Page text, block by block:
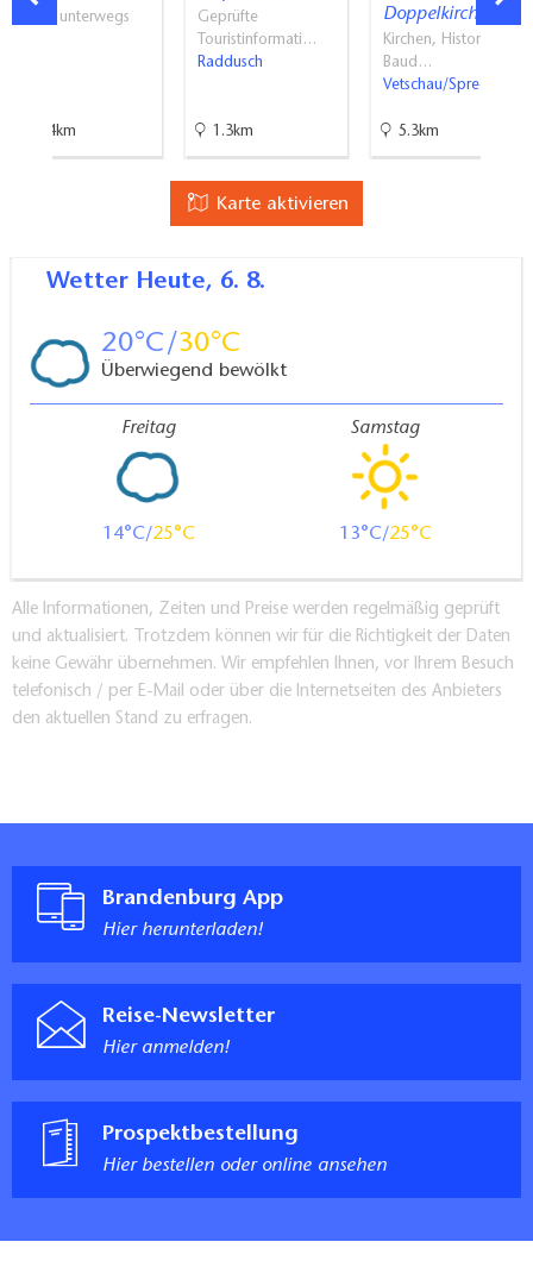
Bequeme Anreise mit den öffentlichen Verkehrsmitteln
Es stehen ausreichend Sitzplätze zur Verfügung
Abstellmöglichkeiten für Kinderwagen / Rollatoren
Mit PS unterwegs
10.4km
Geprüfte
Touristinformati…
Raddusch
1.3km
Doppelkirche
Kirchen, Historische
Baud…
Vetschau/Spreewald
5.3km
Karte aktivieren
Wetter Heute, 6. 8.
20 30
Überwiegend bewölkt
Freitag
14 25
Samstag
13 25
Alle Informationen, Zeiten und Preise werden regelmäßig geprüft
und aktualisiert. Trotzdem können wir für die Richtigkeit der Daten
keine Gewähr übernehmen. Wir empfehlen Ihnen, vor Ihrem Besuch
telefonisch / per E-Mail oder über die Internetseiten des Anbieters
den aktuellen Stand zu erfragen.
Brandenburg App
Hier herunterladen!
Reise-Newsletter
Hier anmelden!
Prospektbestellung
Hier bestellen oder online ansehen